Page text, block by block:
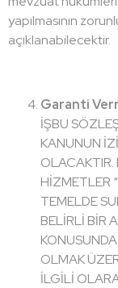
yapılmasının
açıklanabilecektir.
Garanti
İŞBU
KANUNUN
OLACAKTIR.
HİZMETLER
TEMELDE
BELİRLİ BİR
OLMAK
İLGİLİ